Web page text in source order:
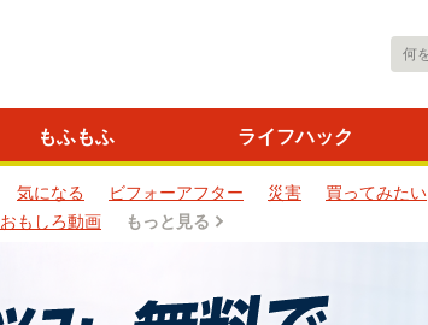
もふもふ ライフハック
気になる ビフォーアフター 災害 買ってみたい
おもしろ動画 もっと見る